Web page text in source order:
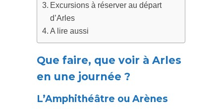
Excursions à réserver au départ
d’Arles
A lire aussi
Que faire, que voir à Arles
en une journée ?
L’Amphithéâtre ou Arènes